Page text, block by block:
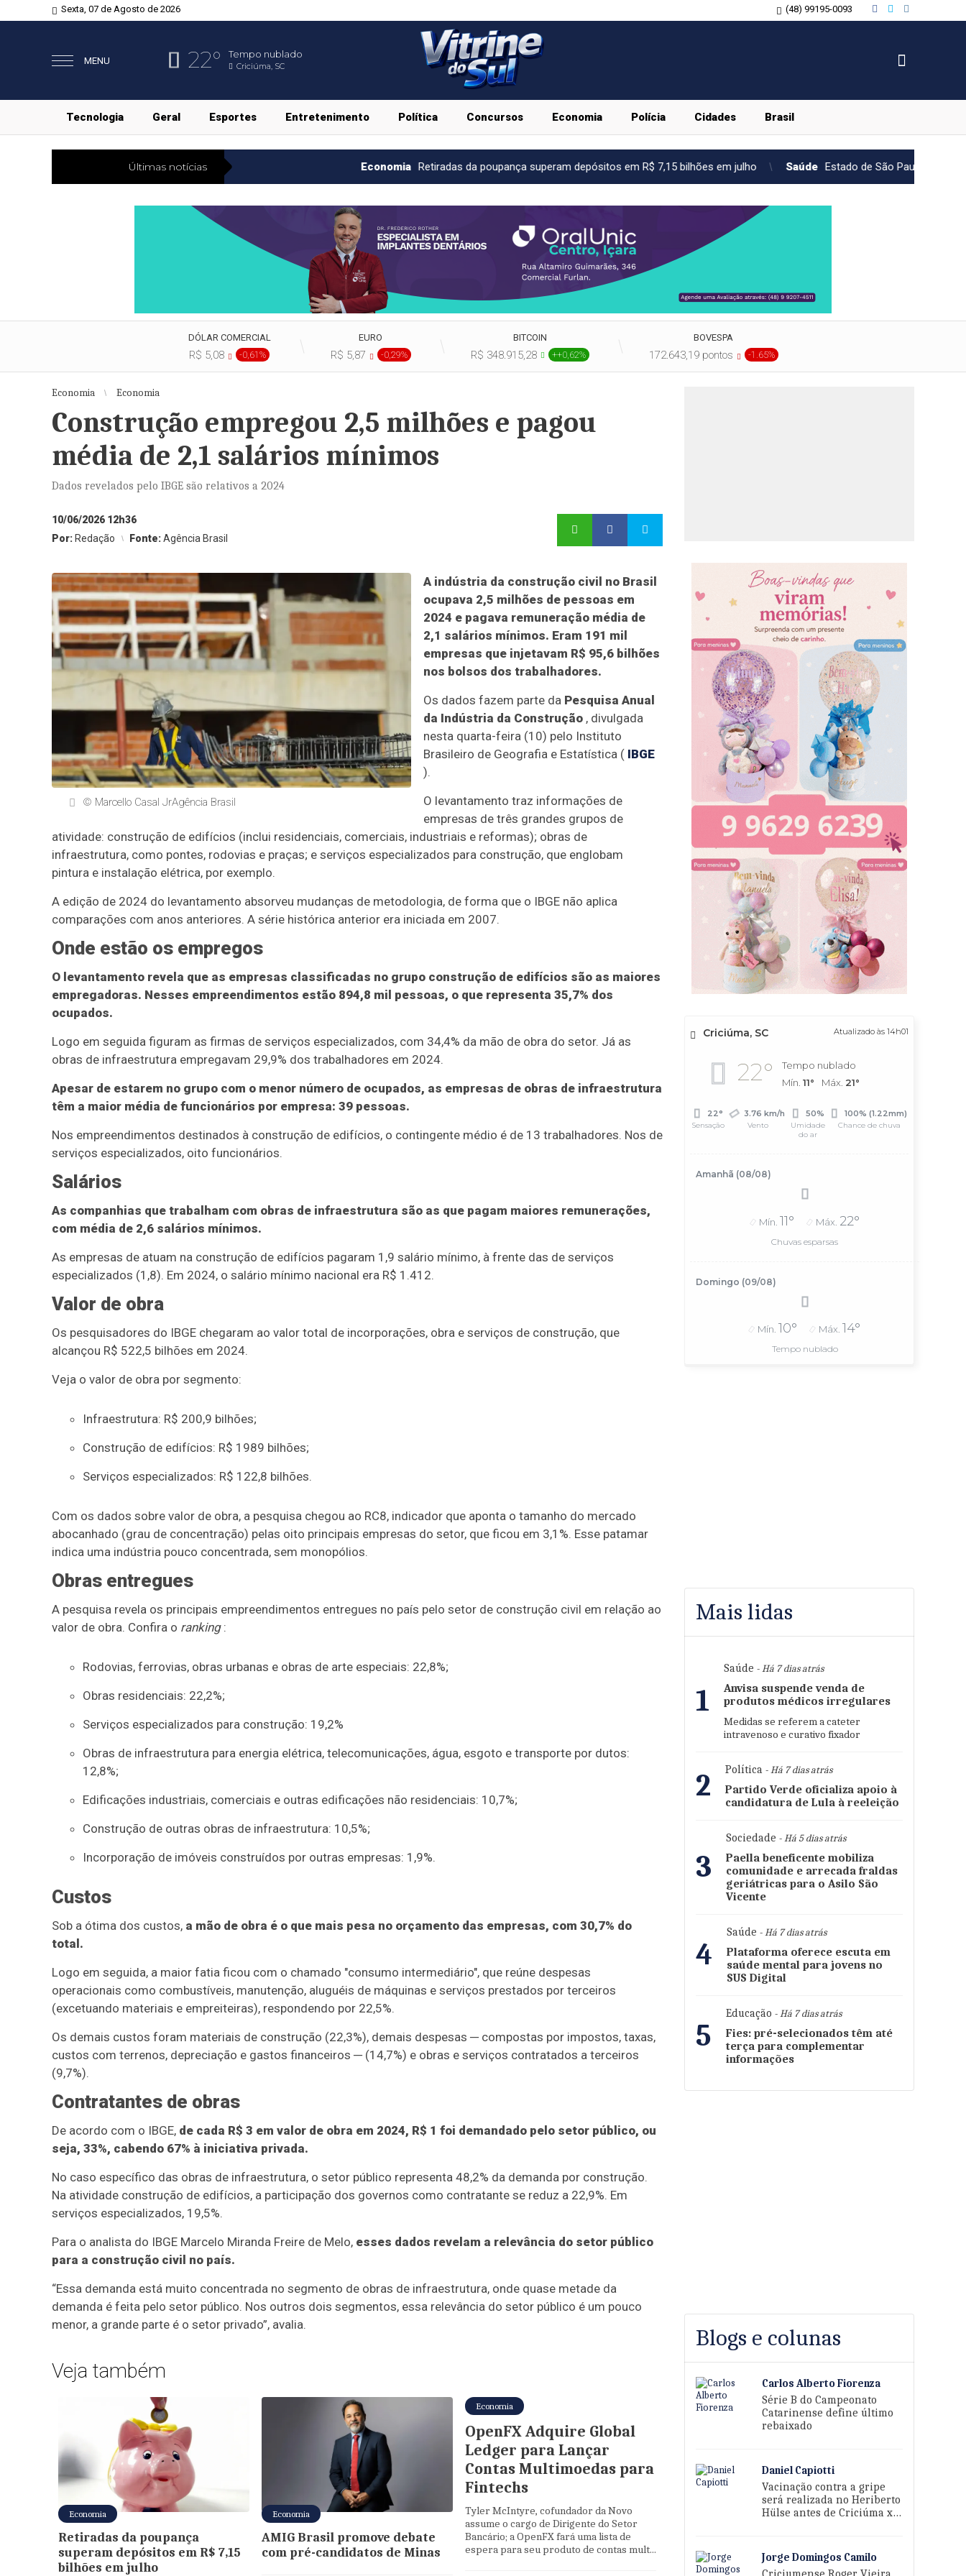
Sexta, 07 de Agosto de 2026 (48) 99195-0093
MENU 22° Tempo nublado
Criciúma, SC
Tecnologia Geral Esportes Entretenimento Política Concursos Economia Polícia Cidades Brasil
Últimas notícias Retiradas da poupança superam depósitos em R$ 7,15 bilhões em julho Saúde Estado de São Paulo confirma 23 casos de
DÓLAR COMERCIAL
R$ 5,08 -0,61%
EURO
R$ 5,87 -0,29%
BITCOIN
R$ 348.915,28 ++0,62%
BOVESPA
172.643,19 pontos -1.65%
Economia Economia
Construção empregou 2,5 milhões e pagou
média de 2,1 salários mínimos
Dados revelados pelo IBGE são relativos a 2024
10/06/2026 12h36
Por: Redação Fonte:Agência Brasil
© Marcello Casal JrAgência Brasil
A indústria da construção civil no Brasil
ocupava 2,5 milhões de pessoas em
2024 e pagava remuneração média de
2,1 salários mínimos. Eram 191 mil
empresas que injetavam R$ 95,6 bilhões
nos bolsos dos trabalhadores.
Os dados fazem parte da Pesquisa Anual
da Indústria da Construção , divulgada
nesta quarta-feira (10) pelo Instituto
Brasileiro de Geografia e Estatística ( IBGE
).
O levantamento traz informações de
empresas de três grandes grupos de
atividade: construção de edifícios (inclui residenciais, comerciais, industriais e reformas); obras de
infraestrutura, como pontes, rodovias e praças; e serviços especializados para construção, que englobam
pintura e instalação elétrica, por exemplo.
A edição de 2024 do levantamento absorveu mudanças de metodologia, de forma que o IBGE não aplica
comparações com anos anteriores. A série histórica anterior era iniciada em 2007.
Onde estão os empregos
O levantamento revela que as empresas classificadas no grupo construção de edifícios são as maiores
empregadoras. Nesses empreendimentos estão 894,8 mil pessoas, o que representa 35,7% dos
ocupados.
Logo em seguida figuram as firmas de serviços especializados, com 34,4% da mão de obra do setor. Já as
obras de infraestrutura empregavam 29,9% dos trabalhadores em 2024.
Apesar de estarem no grupo com o menor número de ocupados, as empresas de obras de infraestrutura
têm a maior média de funcionários por empresa: 39 pessoas.
Nos empreendimentos destinados à construção de edifícios, o contingente médio é de 13 trabalhadores. Nos de
serviços especializados, oito funcionários.
Salários
As companhias que trabalham com obras de infraestrutura são as que pagam maiores remunerações,
com média de 2,6 salários mínimos.
As empresas de atuam na construção de edifícios pagaram 1,9 salário mínimo, à frente das de serviços
especializados (1,8). Em 2024, o salário mínimo nacional era R$ 1.412.
Valor de obra
Os pesquisadores do IBGE chegaram ao valor total de incorporações, obra e serviços de construção, que
alcançou R$ 522,5 bilhões em 2024.
Veja o valor de obra por segmento:
Infraestrutura: R$ 200,9 bilhões;
Construção de edifícios: R$ 1989 bilhões;
Serviços especializados: R$ 122,8 bilhões.
Com os dados sobre valor de obra, a pesquisa chegou ao RC8, indicador que aponta o tamanho do mercado
abocanhado (grau de concentração) pelas oito principais empresas do setor, que ficou em 3,1%. Esse patamar
indica uma indústria pouco concentrada, sem monopólios.
Obras entregues
A pesquisa revela os principais empreendimentos entregues no país pelo setor de construção civil em relação ao
valor de obra. Confira o ranking:
Rodovias, ferrovias, obras urbanas e obras de arte especiais: 22,8%;
Obras residenciais: 22,2%;
Serviços especializados para construção: 19,2%
Obras de infraestrutura para energia elétrica, telecomunicações, água, esgoto e transporte por dutos:
12,8%;
Edificações industriais, comerciais e outras edificações não residenciais: 10,7%;
Construção de outras obras de infraestrutura: 10,5%;
Incorporação de imóveis construídos por outras empresas: 1,9%.
Custos
Sob a ótima dos custos, a mão de obra é o que mais pesa no orçamento das empresas, com 30,7% do
total.
Logo em seguida, a maior fatia ficou com o chamado "consumo intermediário", que reúne despesas
operacionais como combustíveis, manutenção, aluguéis de máquinas e serviços prestados por terceiros
(excetuando materiais e empreiteiras), respondendo por 22,5%.
Os demais custos foram materiais de construção (22,3%), demais despesas ─ compostas por impostos, taxas,
custos com terrenos, depreciação e gastos financeiros ─ (14,7%) e obras e serviços contratados a terceiros
(9,7%).
Contratantes de obras
De acordo com o IBGE, de cada R$ 3 em valor de obra em 2024, R$ 1 foi demandado pelo setor público, ou
seja, 33%, cabendo 67% à iniciativa privada.
No caso específico das obras de infraestrutura, o setor público representa 48,2% da demanda por construção.
Na atividade construção de edifícios, a participação dos governos como contratante se reduz a 22,9%. Em
serviços especializados, 19,5%.
Para o analista do IBGE Marcelo Miranda Freire de Melo, esses dados revelam a relevância do setor público
para a construção civil no país.
“Essa demanda está muito concentrada no segmento de obras de infraestrutura, onde quase metade da
demanda é feita pelo setor público. Nos outros dois segmentos, essa relevância do setor público é um pouco
menor, a grande parte é o setor privado”, avalia.
Veja também
Economia
Retiradas da poupança
superam depósitos em R$ 7,15
bilhões em julho
Economia
AMIG Brasil promove debate
com pré-candidatos de Minas
Economia
OpenFX Adquire Global
Ledger para Lançar
Contas Multimoedas para
Fintechs
Tyler McIntyre, cofundador da Novo
assume o cargo de Dirigente do Setor
Bancário; a OpenFX fará uma lista de
espera para seu produto de contas mult...
Criciúma, SC Atualizado às 14h01
22°
Tempo nublado
Mín. 11° Máx. 21°
22°
Sensação
3.76 km/h
Vento
50%
Umidade
do ar
100% (1.22mm)
Chance de chuva
Amanhã (08/08)
Mín. 11° Máx. 22°
Chuvas esparsas
Domingo (09/08)
Mín. 10° Máx. 14°
Tempo nublado
Mais lidas
1
Saúde - Há 7 dias atrás
Anvisa suspende venda de
produtos médicos irregulares
Medidas se referem a cateter
intravenoso e curativo fixador
2 Política - Há 7 dias atrás
Partido Verde oficializa apoio à
candidatura de Lula à reeleição
3
Sociedade - Há 5 dias atrás
Paella beneficente mobiliza
comunidade e arrecada fraldas
geriátricas para o Asilo São
Vicente
4
Saúde - Há 7 dias atrás
Plataforma oferece escuta em
saúde mental para jovens no
SUS Digital
5
Educação - Há 7 dias atrás
Fies: pré-selecionados têm até
terça para complementar
informações
Blogs e colunas
Carlos Alberto Fiorenza
Série B do Campeonato
Catarinense define último
rebaixado
Daniel Capiotti
Vacinação contra a gripe
será realizada no Heriberto
Hülse antes de Criciúma x
Jorge Domingos Camilo